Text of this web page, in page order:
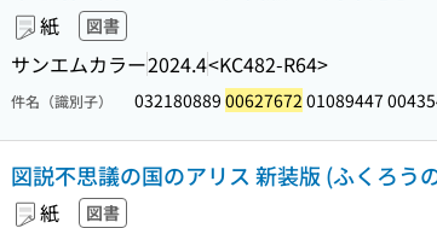
紙 図書
サンエムカラー2024.4<KC482-R64>
件名（識別子） 032180889 00627672 01089447
図説不思議の国のアリス 新装版 (ふくろう
紙 図書